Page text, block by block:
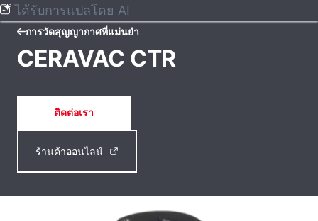
ได้รับการแปลโดย AI
การวัดสุญญากาศที่แม่นยํา
CERAVAC CTR
ติดต่อเรา
ร้านค้าออนไลน์